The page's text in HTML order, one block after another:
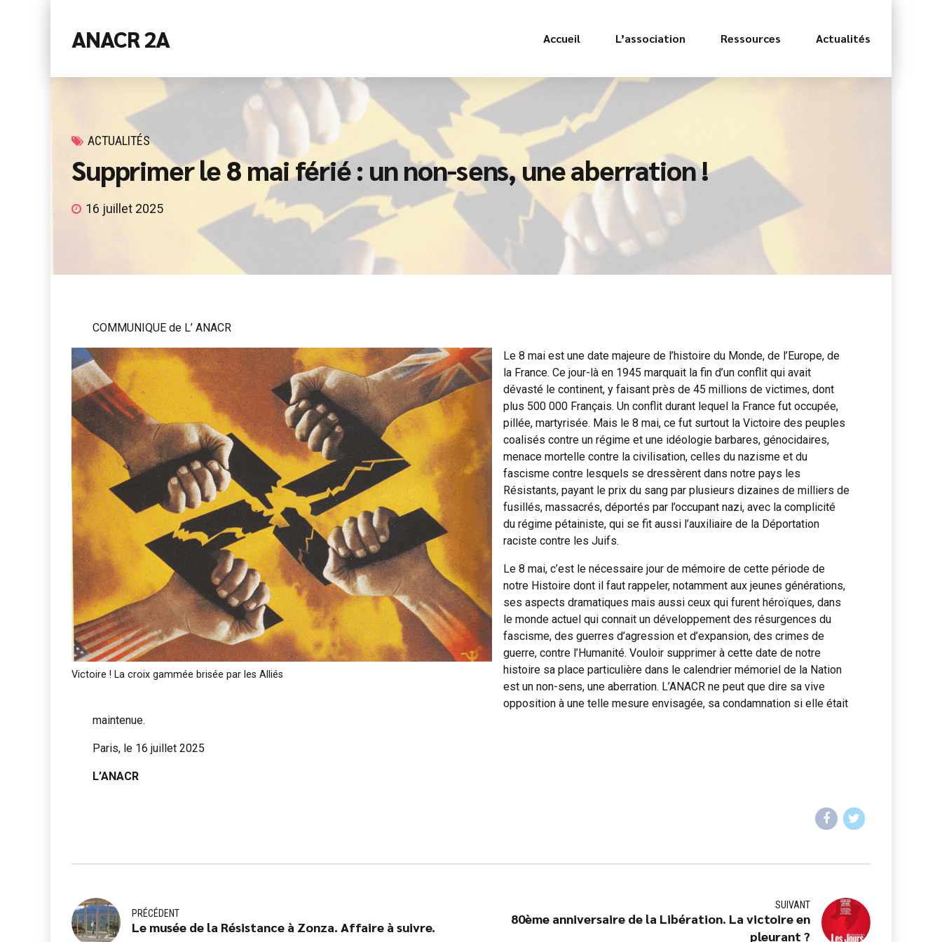
ANACR 2A Accueil L’association Ressources Actualités
ACTUALITÉS
Supprimer le 8 mai férié : un non-sens, une aberration !
16 juillet 2025
COMMUNIQUE de L’ ANACR
Victoire ! La croix gammée brisée par les Alliés
Le 8 mai est une date majeure de l’histoire du Monde, de l’Europe, de
la France. Ce jour-là en 1945 marquait la fin d’un conflit qui avait
dévasté le continent, y faisant près de 45 millions de victimes, dont
plus 500 000 Français. Un conflit durant lequel la France fut occupée,
pillée, martyrisée. Mais le 8 mai, ce fut surtout la Victoire des peuples
coalisés contre un régime et une idéologie barbares, génocidaires,
menace mortelle contre la civilisation, celles du nazisme et du
fascisme contre lesquels se dressèrent dans notre pays les
Résistants, payant le prix du sang par plusieurs dizaines de milliers de
fusillés, massacrés, déportés par l’occupant nazi, avec la complicité
du régime pétainiste, qui se fit aussi l’auxiliaire de la Déportation
raciste contre les Juifs.
Le 8 mai, c’est le nécessaire jour de mémoire de cette période de
notre Histoire dont il faut rappeler, notamment aux jeunes générations,
ses aspects dramatiques mais aussi ceux qui furent héroïques, dans
le monde actuel qui connait un développement des résurgences du
fascisme, des guerres d’agression et d’expansion, des crimes de
guerre, contre l’Humanité. Vouloir supprimer à cette date de notre
histoire sa place particulière dans le calendrier mémoriel de la Nation
est un non-sens, une aberration. L’ANACR ne peut que dire sa vive
opposition à une telle mesure envisagée, sa condamnation si elle était
maintenue.
Paris, le 16 juillet 2025
L’ANACR
PRÉCÉDENT
Le musée de la Résistance à Zonza. Affaire à suivre.
SUIVANT
80ème anniversaire de la Libération. La victoire en
pleurant ?